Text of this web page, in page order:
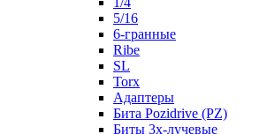
5/16
6-гранные
Ribe
SL
Torx
Адаптеры
Бита Pozidrive (PZ)
Биты 3х-лучевые